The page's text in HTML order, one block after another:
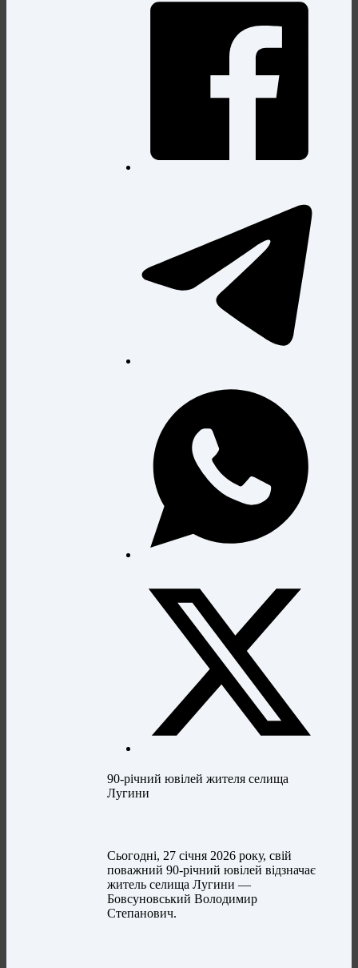
90-річний ювілей жителя селища
Лугини
Сьогодні, 27 січня 2026 року, свій
поважний 90-річний ювілей відзначає
житель селища Лугини —
Бовсуновський Володимир
Степанович.